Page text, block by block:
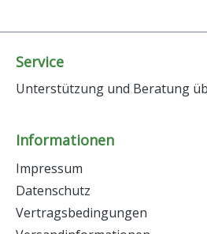
Service
Unterstützung und Beratung
Informationen
Impressum
Datenschutz
Vertragsbedingungen